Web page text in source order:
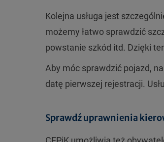
Kolejna usługa jest
możemy łatwo sprawdzić
powstanie szkód itd. Dzięki
Aby móc sprawdzić pojazd,
datę pierwszej rejestracji.
Sprawdź uprawnienia